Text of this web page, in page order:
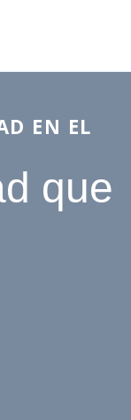
EN EL
que